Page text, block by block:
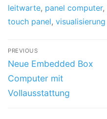
leitwarte, panel computer,
touch panel, visualisierung
PREVIOUS
Neue Embedded Box
Computer mit
Vollausstattung